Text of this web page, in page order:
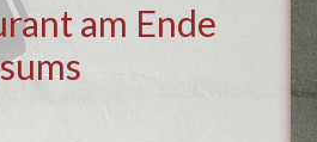
am Ende